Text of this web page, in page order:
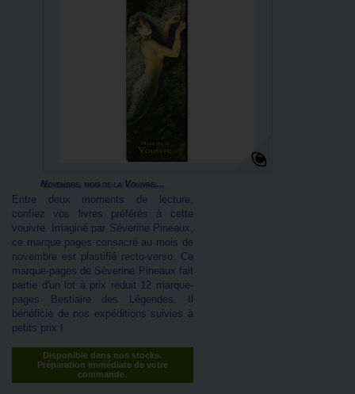
Novembre, mois de la Vouivre,...
Entre deux moments de lecture,
confiez vos livres préférés à cette
vouivre. Imaginé par Séverine Pineaux,
ce marque pages consacré au mois de
novembre est plastifié recto-verso. Ce
marque-pages de Séverine Pineaux fait
partie d'un lot à prix réduit 12 marque-
pages Bestiaire des Légendes. Il
bénéficie de nos expéditions suivies à
petits prix !
Disponible dans nos stocks.
Préparation immédiate de votre
commande.